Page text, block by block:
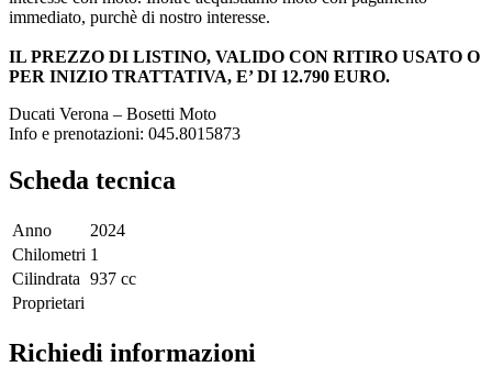
immediato, purchè di nostro interesse.
IL PREZZO DI LISTINO, VALIDO CON RITIRO USATO O
PER INIZIO TRATTATIVA, E’ DI 12.790 EURO.
Ducati Verona – Bosetti Moto
Info e prenotazioni: 045.8015873
Scheda tecnica
Anno
2024
Chilometri 1
Cilindrata 937 cc
Proprietari
Richiedi informazioni